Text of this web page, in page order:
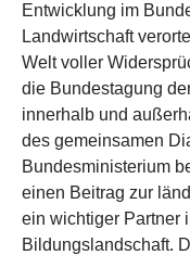
Entwicklung im
Landwirtschaft
Welt voller
die Bundestagung
innerhalb und
des gemeinsamen
Bundesministerium
einen Beitrag zur
ein wichtiger Partner
Bildungslandschaft.